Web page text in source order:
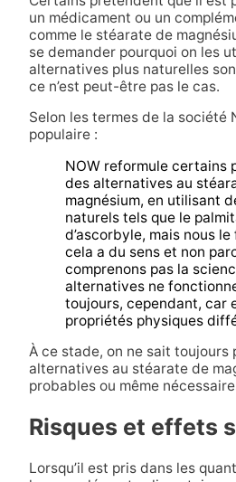
un médicament ou un
comme le stéarate de
se demander pourquoi on les
alternatives plus naturelles
ce n’est peut-être pas le cas.
Selon les termes de la société
populaire :
NOW reformule certains
des alternatives au
magnésium, en utilisant
naturels tels que le
d’ascorbyle, mais nous
cela a du sens et non
comprenons pas la
alternatives ne
toujours, cependant, car
propriétés physiques
À ce stade, on ne sait toujours
alternatives au stéarate de
probables ou même
Risques et effets
Lorsqu’il est pris dans les